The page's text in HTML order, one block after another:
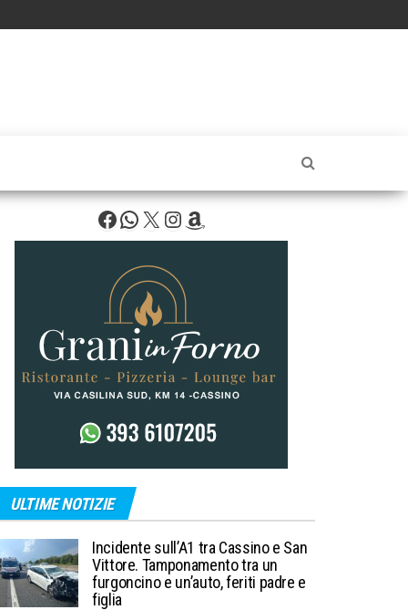
Facebook
WhatsApp
X Instagram
Amazon
ULTIME NOTIZIE
Incidente sull’A1 tra Cassino e San
Vittore. Tamponamento tra un
furgoncino e un’auto, feriti padre e
figlia